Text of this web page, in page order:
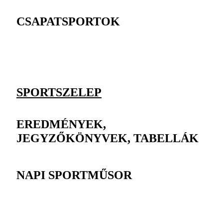
CSAPATSPORTOK
SPORTSZELEP
EREDMÉNYEK,
JEGYZŐKÖNYVEK, TABELLÁK
NAPI SPORTMŰSOR